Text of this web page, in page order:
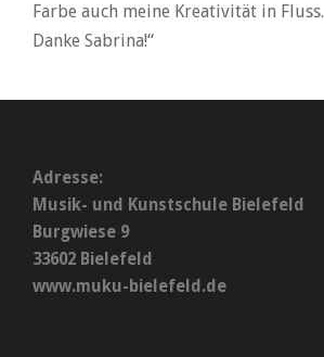
Farbe auch meine Kreativität in Fluss.
Danke Sabrina!“
Adresse:
Musik- und Kunstschule Bielefeld
Burgwiese 9
33602 Bielefeld
www.muku-bielefeld.de